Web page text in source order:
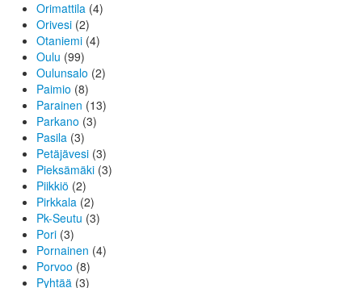
Orimattila (4)
Orivesi (2)
Otaniemi (4)
Oulu (99)
Oulunsalo (2)
Paimio (8)
Parainen (13)
Parkano (3)
Pasila (3)
Petäjävesi (3)
Pieksämäki (3)
Piikkiö (2)
Pirkkala (2)
Pk-Seutu (3)
Pori (3)
Pornainen (4)
Porvoo (8)
Pyhtää (3)